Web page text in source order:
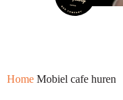
Home Mobiel cafe huren